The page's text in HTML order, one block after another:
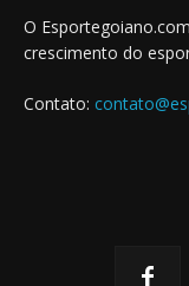
O
crescimento do
Contato: